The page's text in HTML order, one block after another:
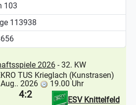
103
113938
2026- 32. KW
TUS Krieglach (Kunstrasen)
2026
19.00 Uhr
ESV Knittelfeld
4:2